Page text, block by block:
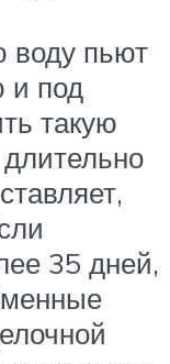
воду пьют
и под
такую
35 дней,